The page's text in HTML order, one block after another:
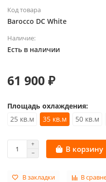
Код товара
Barocco DC White
Наличие:
Есть в наличии
61 900 ₽
Площадь охлаждения:
25 кв.м
35 кв.м 50 кв.м
В корзину
В закладки В